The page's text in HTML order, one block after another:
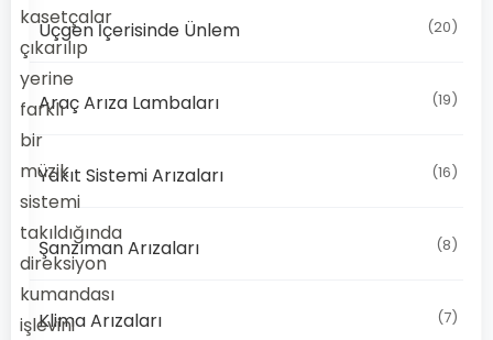
kasetçalar
çıkarılıp
yerine
farklı
bir
müzik
sistemi
takıldığında
direksiyon
kumandası
işlevini
Üçgen İçerisinde Ünlem (20)
Araç Arıza Lambaları (19)
Yakıt Sistemi Arızaları (16)
Şanzıman Arızaları (8)
Klima Arızaları (7)